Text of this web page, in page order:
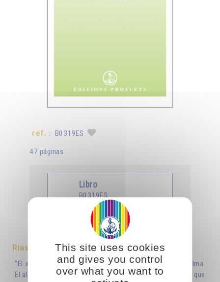
ref. : B0319ES
47 páginas
Libro
B0319ES
Français Deutsch
Riassunto
"El espíritu trabaja sobre la materia por intermedio del alma.
El alma es un instrumento del espíritu, un instrumento del que
This site uses cookies
and gives you control
over what you want to